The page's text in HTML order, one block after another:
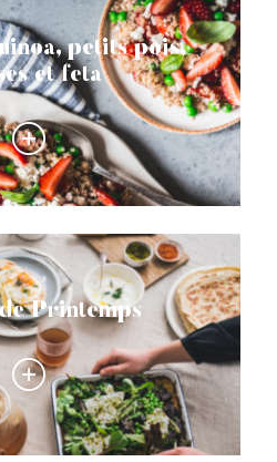
petits pois,
et feta
Printemps